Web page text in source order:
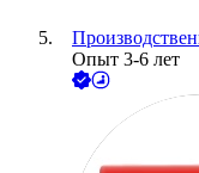
Опыт 3-6 лет